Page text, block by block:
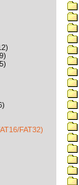
FAT32)